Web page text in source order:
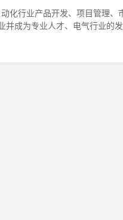
化行业产品开发、项目管理、
成为专业人才、电气行业的